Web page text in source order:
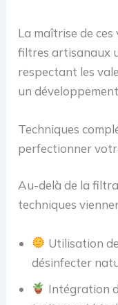
La maîtrise de
filtres artisanaux
respectant les
un
Techniques
perfectionner
Au-delà de la
techniques
Utilisation
désinfecter
Intégration